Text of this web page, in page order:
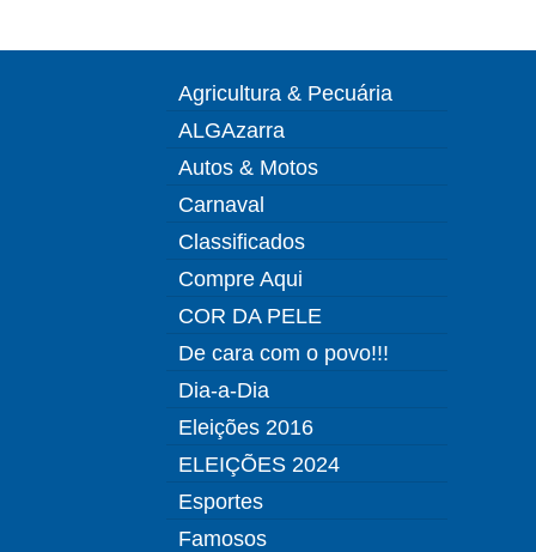
Agricultura & Pecuária
ALGAzarra
Autos & Motos
Carnaval
Classificados
Compre Aqui
COR DA PELE
De cara com o povo!!!
Dia-a-Dia
Eleições 2016
ELEIÇÕES 2024
Esportes
Famosos